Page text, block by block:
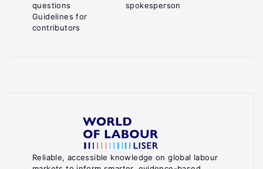
2021.
Key
andReliable, accessible knowledge on global labour
questions
Guidelines for
contributors
spokesperson